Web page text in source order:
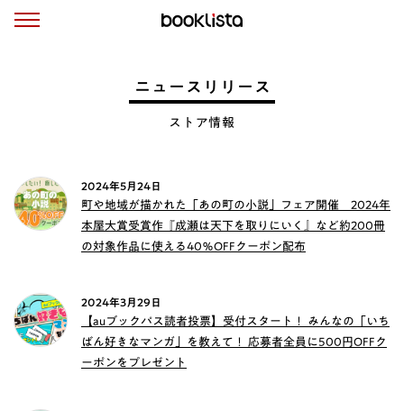
ニュースリリース
ストア情報
2024年5月24日
町や地域が描かれた「あの町の小説」フェア開催 2024年
本屋大賞受賞作『成瀬は天下を取りにいく』など約200冊
の対象作品に使える40％OFFクーポン配布
2024年3月29日
【auブックパス読者投票】受付スタート！ みんなの「いち
ばん好きなマンガ」を教えて！ 応募者全員に500円OFFク
ーポンをプレゼント